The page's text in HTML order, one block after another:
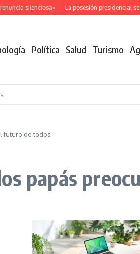
silenciosa» La posesión presidencial se
Política Salud Turismo
futuro de todos
papás